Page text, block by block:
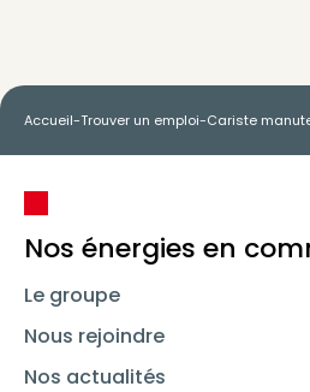
Accueil-Trouver un emploi-Cariste
Nos énergies en
Le groupe
Nous rejoindre
Nos actualités